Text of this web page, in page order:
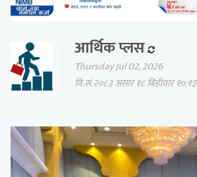
आर्थिक प्लस
Thursday Jul 02, 2026
वि.सं.२०८३ असार १८ बिहीवार १०:१३